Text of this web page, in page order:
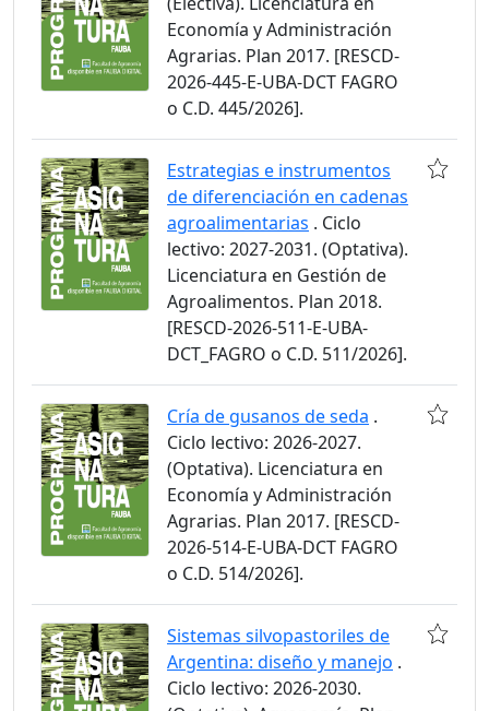
Economía y Administración
Agrarias. Plan 2017. [RESCD-
2026-445-E-UBA-DCT FAGRO
o C.D. 445/2026].
Estrategias e instrumentos
de diferenciación en cadenas
agroalimentarias . Ciclo
lectivo: 2027-2031. (Optativa).
Licenciatura en Gestión de
Agroalimentos. Plan 2018.
[RESCD-2026-511-E-UBA-
DCT_FAGRO o C.D. 511/2026].
Cría de gusanos de seda .
Ciclo lectivo: 2026-2027.
(Optativa). Licenciatura en
Economía y Administración
Agrarias. Plan 2017. [RESCD-
2026-514-E-UBA-DCT FAGRO
o C.D. 514/2026].
Sistemas silvopastoriles de
Argentina: diseño y manejo .
Ciclo lectivo: 2026-2030.